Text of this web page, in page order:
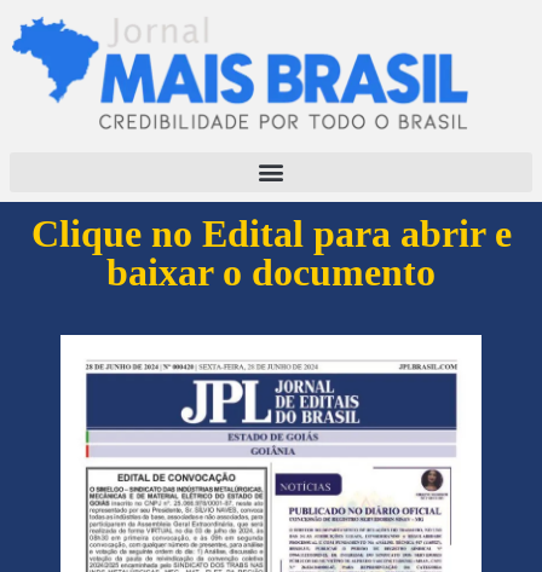
Clique no Edital para abrir e
baixar o documento